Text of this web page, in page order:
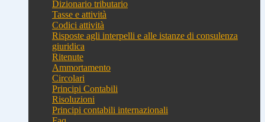
Dizionario tributario
Tasse e attività
Codici attività
Risposte agli interpelli e alle istanze di consulenza
giuridica
Ritenute
Ammortamento
Circolari
Principi Contabili
Risoluzioni
Principi contabili internazionali